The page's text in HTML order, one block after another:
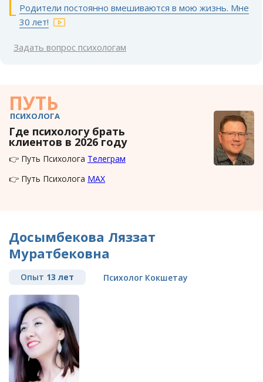
Родители постоянно вмешиваются в мою жизнь. Мне
30 лет!
Задать вопрос психологам
ПУТЬ
ПСИХОЛОГА
Где психологу брать
клиентов в 2026 году
👉 Путь Психолога Телеграм
👉 Путь Психолога MAX
Досымбекова Ляззат
Муратбековна
Опыт 13 лет Психолог Кокшетау